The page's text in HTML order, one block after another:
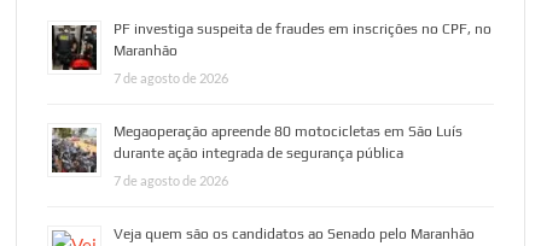
PF investiga suspeita de fraudes em inscrições no CPF, no
Maranhão
7 de agosto de 2026
Megaoperação apreende 80 motocicletas em São Luís
durante ação integrada de segurança pública
7 de agosto de 2026
Veja quem são os candidatos ao Senado pelo Maranhão